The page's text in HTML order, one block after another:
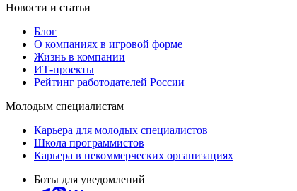
Новости и статьи
Блог
О компаниях в игровой форме
Жизнь в компании
ИТ-проекты
Рейтинг работодателей России
Молодым специалистам
Карьера для молодых специалистов
Школа программистов
Карьера в некоммерческих организациях
Боты для уведомлений